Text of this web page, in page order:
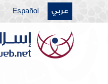
عربي Español